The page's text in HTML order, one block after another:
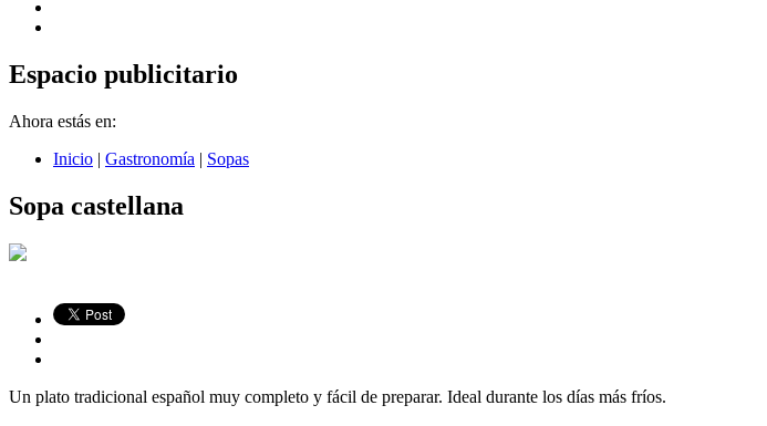
Espacio publicitario
Ahora estás en:
Inicio | Gastronomía | Sopas
Sopa castellana
Un plato tradicional español muy completo y fácil de preparar. Ideal durante los días más fríos.